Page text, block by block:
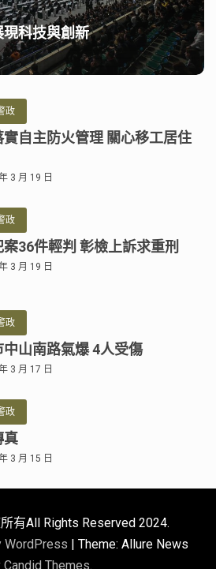
科技與創新
政
實自主防火管理 關心移工居住
3 月 19 日
政
案36件輕判 彰檢上訴求重刑
3 月 19 日
政
中山南路氣爆 4人受傷
3 月 17 日
政
真
3 月 15 日
有All Rights Reserved 2024.
WordPress
Theme: Allure News
Candid Themes.